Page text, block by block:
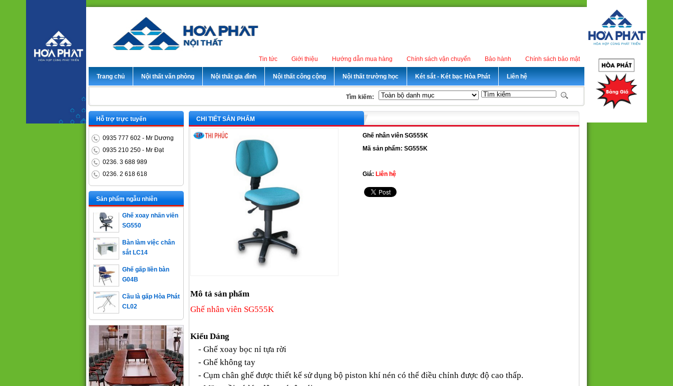
Chính sách bảo mật
Bảo hành
Chính sách vận chuyển
Hướng dẫn mua hàng
Giới thiệu
Tin tức
Trang chủ Nội thất văn phòng Nội thất gia đình Nội thất công cộng Nội thất trường học Két sắt - Két bạc Hòa Phát Liên hệ
Tìm kiếm:
CHI TIẾT SẢN PHẨM
Ghế nhân viên SG555K
Mã sản phẩm: SG555K
Giá: Liên hệ
Mô tả sản phẩm
Ghế nhân viên SG555K
Kiểu Dáng
- Ghế xoay bọc nỉ tựa rời
- Ghế không tay
- Cụm chân ghế được thiết kế sử dụng bộ piston khí nén có thể điều chỉnh được độ cao thấp.
Hỗ trợ trực tuyến
0935 777 602 - Mr Dương
0935 210 250 - Mr Đạt
0236. 3 688 989
0236. 2 618 618
Sản phẩm ngẫu nhiên
ET1400D
Ghế xoay nhân viên
SG550
sắt LC14
G04B
CL02